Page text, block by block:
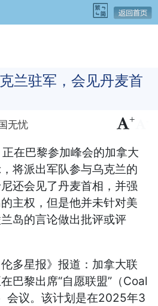
兰驻军，会见丹麦首
无忧 +
在巴黎参加峰会的加拿大
将派出军队参与乌克兰的
还会见了丹麦首相，并强
主权，但是他并未针对美
岛的言论做出批评或评
多星报》报道：加拿大联
巴黎出席“自愿联盟”（Coal
议。该计划是在2025年3